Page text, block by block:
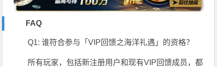
FAQ
Q1: 谁符合参与「VIP回馈之海洋礼遇」的资格？
所有玩家，包括新注册用户和现有VIP回馈成员，都